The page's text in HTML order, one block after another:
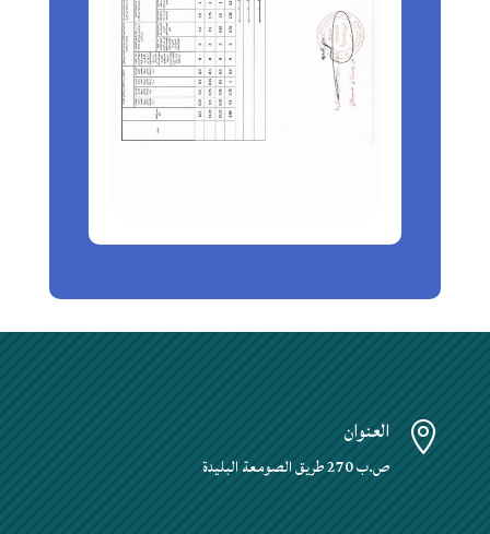
 العنوان
ص.ب 270 طريق الصومعة البليدة